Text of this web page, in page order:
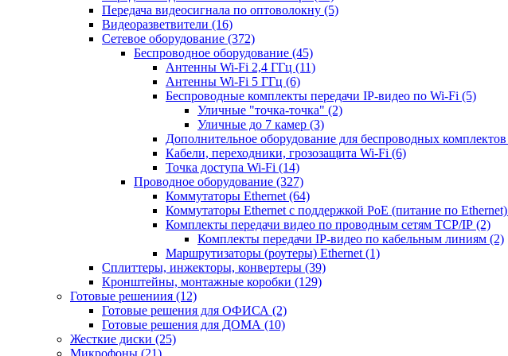
Передача видеосигнала по оптоволокну (5)
Видеоразветвители (16)
Сетевое оборудование (372)
Беспроводное оборудование (45)
Антенны Wi-Fi 2,4 ГГц (11)
Антенны Wi-Fi 5 ГГц (6)
Беспроводные комплекты передачи IP-видео по Wi-Fi (5)
Уличные "точка-точка" (2)
Уличные до 7 камер (3)
Дополнительное оборудование для беспроводных комплектов
Кабели, переходники, грозозащита Wi-Fi (6)
Точка доступа Wi-Fi (14)
Проводное оборудование (327)
Коммутаторы Ethernet (64)
Коммутаторы Ethernet с поддержкой PoE (питание по Ethernet)
Комплекты передачи видео по проводным сетям TCP/IP (2)
Комплекты передачи IP-видео по кабельным линиям (2)
Маршрутизаторы (роутеры) Ethernet (1)
Сплиттеры, инжекторы, конвертеры (39)
Кронштейны, монтажные коробки (129)
Готовые решениия (12)
Готовые решения для ОФИСА (2)
Готовые решения для ДОМА (10)
Жесткие диски (25)
Микрофоны (21)